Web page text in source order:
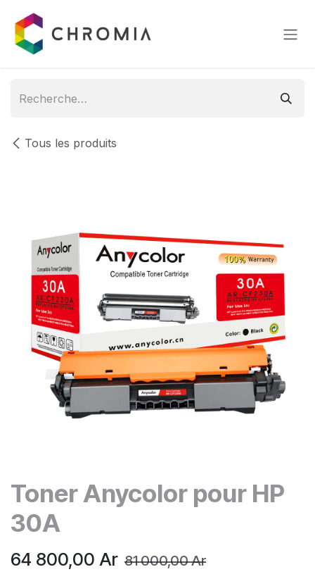
Tous les produits
Toner Anycolor pour HP
30A
64 800,00 Ar 81 000,00Ar